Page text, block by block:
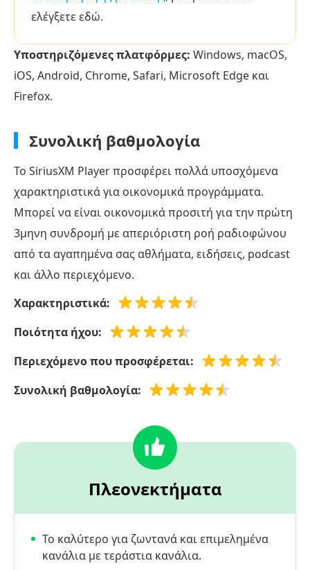
ελέγξετε εδώ.
Υποστηριζόμενες πλατφόρμες: Windows, macOS,
iOS, Android, Chrome, Safari, Microsoft Edge και
Firefox.
Συνολική βαθμολογία
Το SiriusXM Player προσφέρει πολλά υποσχόμενα
χαρακτηριστικά για οικονομικά προγράμματα.
Μπορεί να είναι οικονομικά προσιτή για την πρώτη
3μηνη συνδρομή με απεριόριστη ροή ραδιοφώνου
από τα αγαπημένα σας αθλήματα, ειδήσεις, podcast
και άλλο περιεχόμενο.
Χαρακτηριστικά:
Ποιότητα ήχου:
Περιεχόμενο που προσφέρεται:
Συνολική βαθμολογία:
Πλεονεκτήματα
Το καλύτερο για ζωντανά και επιμελημένα
κανάλια με τεράστια κανάλια.